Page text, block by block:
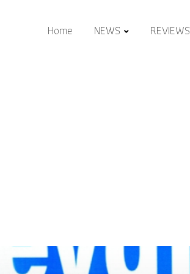
Home NEWS REVIEWS